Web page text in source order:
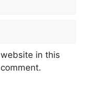
in this